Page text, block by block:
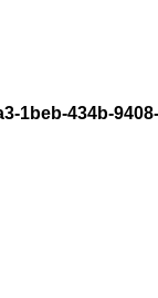
1beb-434b-